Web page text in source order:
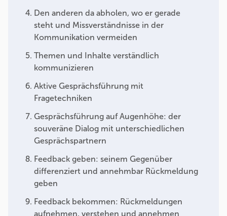
Den anderen da abholen, wo er gerade
steht und Missverständnisse in der
Kommunikation vermeiden
Themen und Inhalte verständlich
kommunizieren
Aktive Gesprächsführung mit
Fragetechniken
Gesprächsführung auf Augenhöhe: der
souveräne Dialog mit unterschiedlichen
Gesprächspartnern
Feedback geben: seinem Gegenüber
differenziert und annehmbar Rückmeldung
geben
Feedback bekommen: Rückmeldungen
aufnehmen, verstehen und annehmen